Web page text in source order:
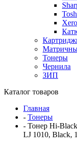
Тонеры
Чернила
ЗИП
Каталог товаров
Главная
- Тонеры
- Тонер Hi-
LJ 1010, Black,